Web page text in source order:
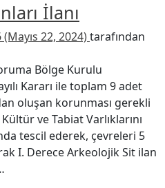
İlanı
(Mayıs 22, 2024)tarafından
Bölge Kurulu
Kararı ile toplam 9 adet
oluşan korunması gerekli
Kültür ve Tabiat Varlıklarını
tescil ederek, çevreleri 5
I. Derece Arkeolojik Sit ilan